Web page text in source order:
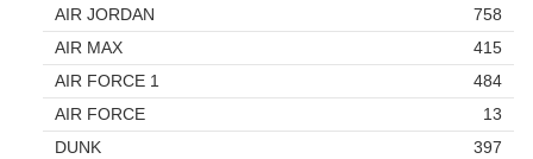
AIR JORDAN
758
AIR MAX
415
AIR FORCE 1
484
AIR FORCE
13
DUNK
397